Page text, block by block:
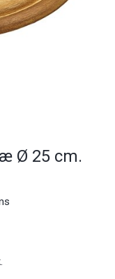
Ø 25 cm.